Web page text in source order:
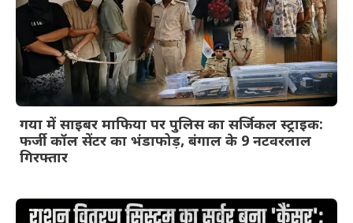
गया में साइबर माफिया पर पुलिस का सर्जिकल स्ट्राइक:
फर्जी कॉल सेंटर का भंडाफोड़, बंगाल के 9 नटवरलाल
गिरफ्तार